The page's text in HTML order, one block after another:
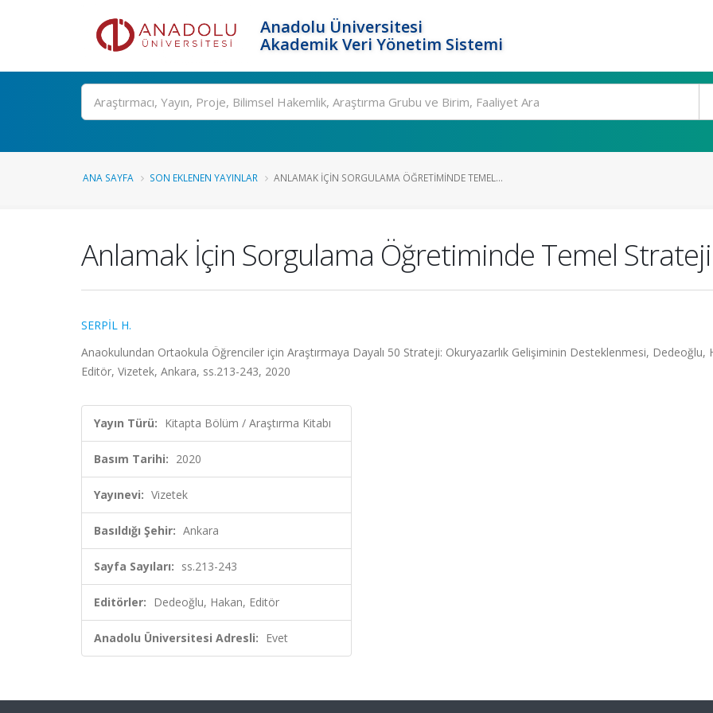
Anadolu Üniversitesi
Akademik Veri Yönetim Sistemi
Ara
ANA SAYFA SON EKLENEN YAYINLAR ANLAMAK İÇIN SORGULAMA ÖĞRETIMINDE TEMEL...
Anlamak İçin Sorgulama Öğretiminde Temel
SERPİL H.
Anaokulundan Ortaokula Öğrenciler için Araştırmaya Dayalı 50 Strateji: Okuryazarlık Gelişiminin Desteklenmesi, Dedeoğlu,
Editör, Vizetek, Ankara, ss.213-243, 2020
Yayın Türü: Kitapta Bölüm / Araştırma Kitabı
Basım Tarihi: 2020
Yayınevi: Vizetek
Basıldığı Şehir: Ankara
Sayfa Sayıları: ss.213-243
Editörler: Dedeoğlu, Hakan, Editör
Anadolu Üniversitesi Adresli: Evet